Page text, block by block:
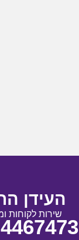
העידן
שירות לקוחות